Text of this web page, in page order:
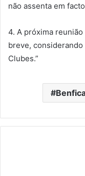
não assenta em
4. A próxima
breve,
Clubes.”